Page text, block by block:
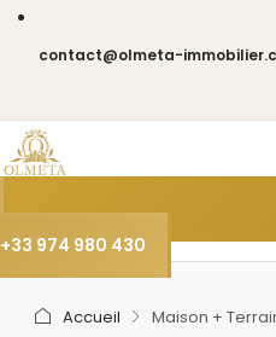
contact@olmeta-
+33 974 980 430
Accueil Maison +